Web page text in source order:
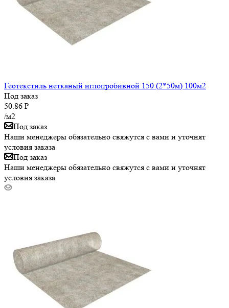
Геотекстиль нетканый иглопробивной 150 (2*50м) 100м2
Под заказ
50.86 ₽
/м2
Под заказ
Наши менеджеры обязательно свяжутся с вами и уточнят
условия заказа
Под заказ
Наши менеджеры обязательно свяжутся с вами и уточнят
условия заказа